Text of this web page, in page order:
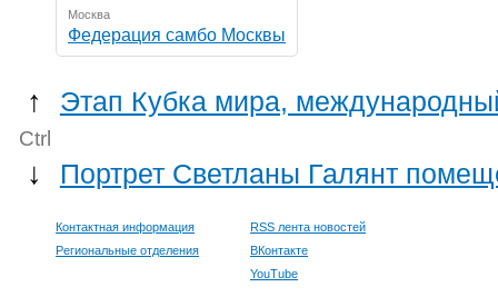
Москва
Федерация самбо Москвы
↑ Этап Кубка мира,
Ctrl
↓ Портрет Светланы Галянт
Контактная информация
Региональные отделения
RSS лента новостей
ВКонтакте
YouTube